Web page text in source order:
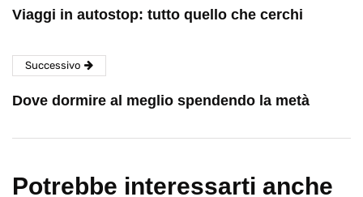
Viaggi in autostop: tutto quello che cerchi
Successivo
Dove dormire al meglio spendendo la metà
Potrebbe interessarti anche